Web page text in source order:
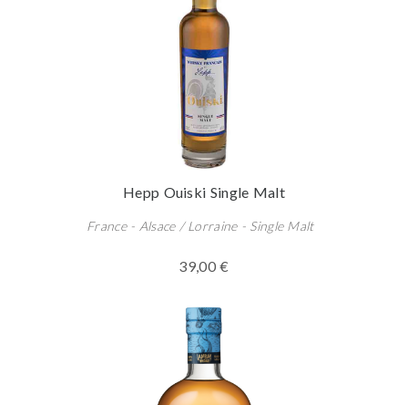
Hepp Ouiski Single Malt
France - Alsace / Lorraine - Single Malt
39,00 €